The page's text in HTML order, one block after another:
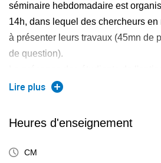
séminaire hebdomadaire est
14h, dans lequel des chercheurs
à présenter leurs travaux (45mn de
de question).
séminaire leur permet de découvrir
scientifiques actuels, la
Lire plus
Heures d'enseignement
CM